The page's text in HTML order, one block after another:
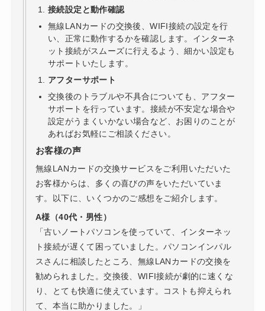
接続設定と動作確認
無線LANカードの交換後、WIFI接続の設定を行
い、正常に動作するかを確認します。インターネ
ット接続がスムーズに行えるよう、細かい設定も
サポートいたします。
アフターサポート
交換後のトラブルや不具合についても、アフター
サポートを行っています。接続が不安定な場合や
設定がうまくいかない場合など、お困りのことが
あればお気軽にご相談ください。
お客様の声
無線LANカードの交換サービスをご利用いただいた
お客様からは、多くの喜びの声をいただいていま
す。以下に、いくつかのご感想をご紹介します。
A様（40代・男性）
「古いノートパソコンを使っていて、インターネッ
ト接続が遅くて困っていました。パソコンインパル
スさんに相談したところ、無線LANカードの交換を
勧められました。交換後、WIFI接続が劇的に速くな
り、とても快適に使えています。コストも抑えられ
て、本当に助かりました。」